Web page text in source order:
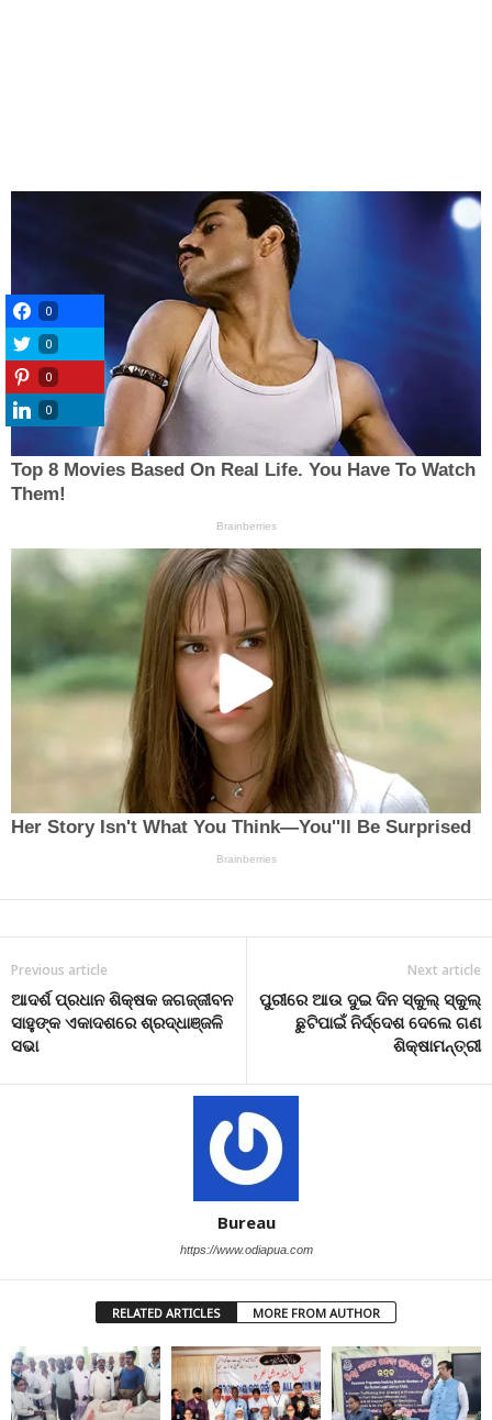
Previous article
ଆଦର୍ଶ ପ୍ରଧାନ ଶିକ୍ଷକ ଜଗଜ୍ଜୀବନ
ସାହୁଙ୍କ ଏକାଦଶରେ ଶ୍ରଦ୍ଧାଞ୍ଜଳି
ସଭା
Next article
ପୁରୀରେ ଆଉ ଦୁଇ ଦିନ ସ୍କୁଲ୍ ସ୍କୁଲ୍
ଛୁଟିପାଇଁ ନିର୍ଦ୍ଦେଶ ଦେଲେ ଗଣ
ଶିକ୍ଷାମନ୍ତ୍ରୀ
Bureau
https://www.odiapua.com
RELATED ARTICLES MORE FROM AUTHOR
0
0
0
0